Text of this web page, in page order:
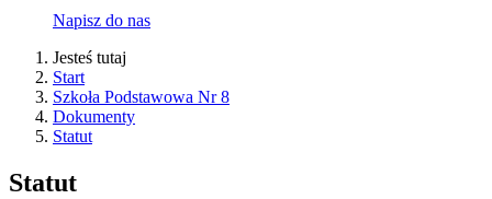
Napisz do nas
Jesteś tutaj
Start
Szkoła Podstawowa Nr 8
Dokumenty
Statut
Statut